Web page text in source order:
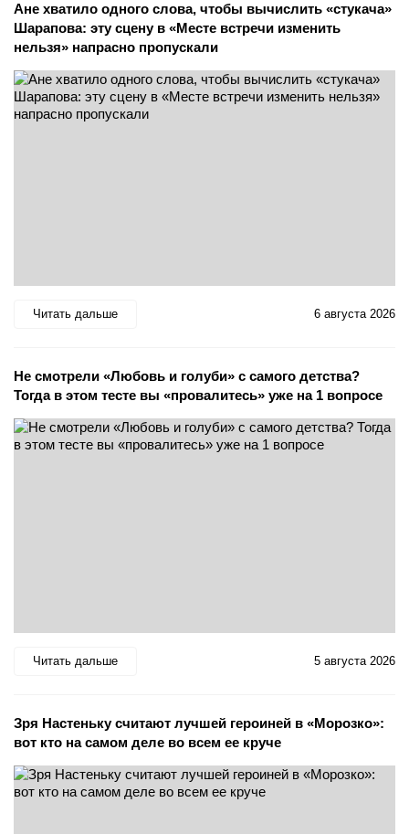
Ане хватило одного слова, чтобы вычислить «стукача»
Шарапова: эту сцену в «Месте встречи изменить
нельзя» напрасно пропускали
Читать дальше 6 августа 2026
Не смотрели «Любовь и голуби» с самого детства?
Тогда в этом тесте вы «провалитесь» уже на 1 вопросе
Читать дальше 5 августа 2026
Зря Настеньку считают лучшей героиней в «Морозко»:
вот кто на самом деле во всем ее круче